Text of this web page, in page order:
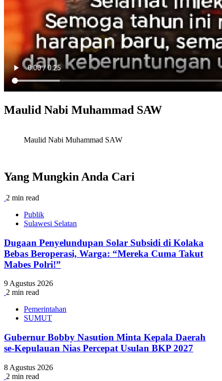
Maulid Nabi Muhammad SAW
Maulid Nabi Muhammad SAW
Yang Mungkin Anda Cari
2 min read
Publik
Sulawesi Selatan
Dugaan Penyelundupan Solar Subsidi di Kolaka
Bebas Beroperasi, Warga: “Mereka Cuma Takut
Mabes Polri!”
9 Agustus 2026
2 min read
Pemerintahan
SUMUT
Gubernur Bobby Nasution Minta Kepala Daerah
se-Kepulauan Nias Percepat Usulan BKP 2027
8 Agustus 2026
2 min read